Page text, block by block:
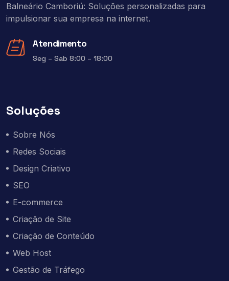
Balneário Camboriú: Soluções personalizadas para
impulsionar sua empresa na internet.
Atendimento
Seg – Sab 8:00 – 18:00
Soluções
Sobre Nós
Redes Sociais
Design Criativo
SEO
E-commerce
Criação de Site
Criação de Conteúdo
Web Host
Gestão de Tráfego